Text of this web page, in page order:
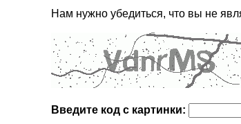
Нам нужно убедиться, что вы не
Введите код с картинки: